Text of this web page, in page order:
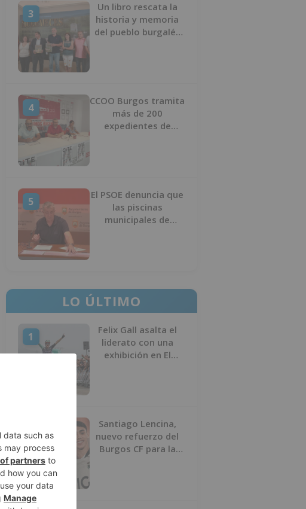
3
Un libro rescata la
historia y memoria
del pueblo burgalés
4
CCOO Burgos tramita
más de 200
expedientes de
5
El PSOE denuncia que
las piscinas
municipales de
LO ÚLTIMO
1
Felix Gall asalta el
liderato con una
exhibición en El
2
Santiago Lencina,
nuevo refuerzo del
Burgos CF para la